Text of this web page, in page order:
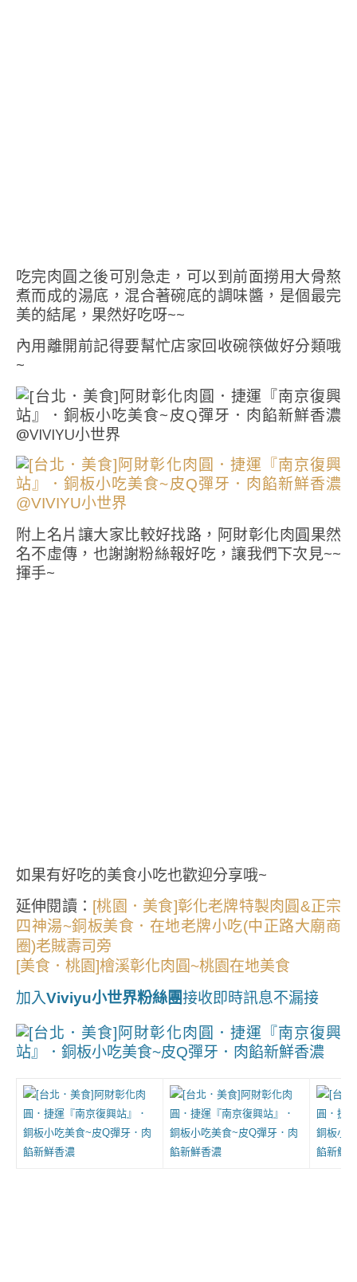
吃完肉圓之後可別急走，可以到前面撈用大骨熬
煮而成的湯底，混合著碗底的調味醬，是個最完
美的結尾，果然好吃呀~~
內用離開前記得要幫忙店家回收碗筷做好分類哦
~
附上名片讓大家比較好找路，阿財彰化肉圓果然
名不虛傳，也謝謝粉絲報好吃，讓我們下次見~~
揮手~
如果有好吃的美食小吃也歡迎分享哦~
延伸閱讀： [桃園．美食]彰化老牌特製肉圓&正宗
四神湯~銅板美食．在地老牌小吃(中正路大廟商
圈)老賊壽司旁
[美食．桃園]檜溪彰化肉圓~桃園在地美食
加入Viviyu小世界粉絲團接收即時訊息不漏接